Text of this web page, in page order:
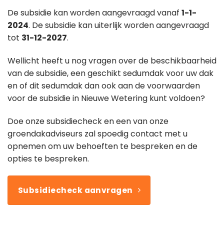
De subsidie kan worden aangevraagd vanaf 1-1-
2024. De subsidie kan uiterlijk worden aangevraagd
tot 31-12-2027.
Wellicht heeft u nog vragen over de beschikbaarheid
van de subsidie, een geschikt sedumdak voor uw dak
en of dit sedumdak dan ook aan de voorwaarden
voor de subsidie in Nieuwe Wetering kunt voldoen?
Doe onze subsidiecheck en een van onze
groendakadviseurs zal spoedig contact met u
opnemen om uw behoeften te bespreken en de
opties te bespreken.
Subsidiecheck aanvragen